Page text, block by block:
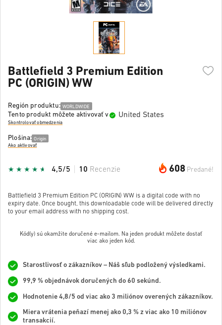
Battlefield 3 Premium Edition
PC (ORIGIN) WW
Región produktu: WORLDWIDE
Tento produkt môžete aktivovať v United States
Skontrolovať obmedzenia
Plošina: Origin
Ako aktivovať
608 Predané!
4,5/5 10 Recenzie
Battlefield 3 Premium Edition PC (ORIGIN) WW is a digital code with no
expiry date. Once bought, this downloadable code will be delivered directly
to your email address with no shipping cost.
Kód(y) sú okamžite doručené e-mailom. Na jeden produkt môžete dostať
viac ako jeden kód.
Starostlivosť o zákazníkov – Náš sľub podložený výsledkami.
99,9 % objednávok doručených do 60 sekúnd.
Hodnotenie 4,8/5 od viac ako 3 miliónov overených zákazníkov.
Miera vrátenia peňazí menej ako 0,3 % z viac ako 10 miliónov
transakcií.